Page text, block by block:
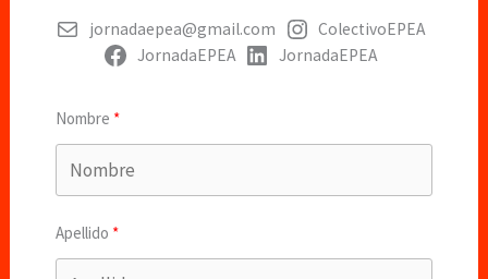
jornadaepea@gmail.com
ColectivoEPEA
JornadaEPEA
JornadaEPEA
Nombre
Apellido